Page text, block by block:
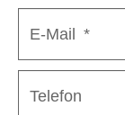
E-Mail *
Telefon